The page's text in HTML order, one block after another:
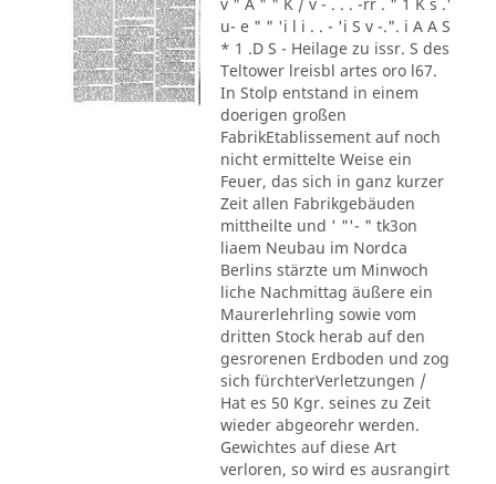
u- e " " 'i l i . . - 'i S v -.". i A A S
* 1 .D S - Heilage zu issr. S des
Teltower lreisbl artes oro l67.
In Stolp entstand in einem
doerigen großen
FabrikEtablissement auf noch
nicht ermittelte Weise ein
Feuer, das sich in ganz kurzer
Zeit allen Fabrikgebäuden
mittheilte und ' "'- " tk3on
liaem Neubau im Nordca
Berlins stärzte um Minwoch
liche Nachmittag äußere ein
Maurerlehrling sowie vom
dritten Stock herab auf den
gesrorenen Erdboden und zog
sich fürchterVerletzungen /
Hat es 50 Kgr. seines zu Zeit
wieder abgeorehr werden.
Gewichtes auf diese Art
verloren, so wird es ausrangirt